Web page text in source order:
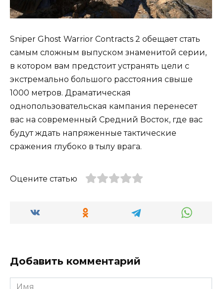
Sniper Ghost Warrior Contracts 2 обещает стать
самым сложным выпуском знаменитой серии,
в котором вам предстоит устранять цели с
экстремально большого расстояния свыше
1000 метров. Драматическая
однопользовательская кампания перенесет
вас на современный Средний Восток, где вас
будут ждать напряженные тактические
сражения глубоко в тылу врага.
Оцените статью
Добавить комментарий
Имя